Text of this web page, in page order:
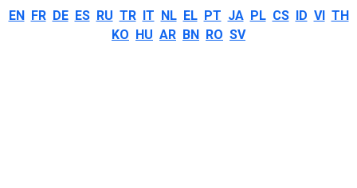
EN FR DE ES RU TR IT NL EL PT JA PL CS ID VI TH
KO HU AR BN RO SV